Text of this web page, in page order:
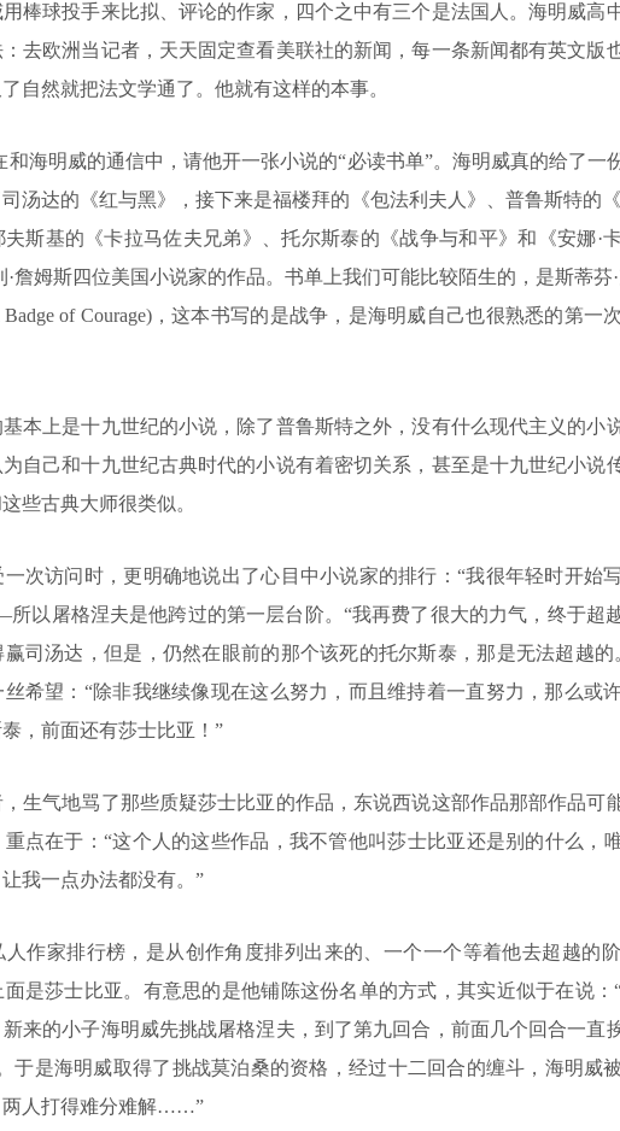
球投手来比拟、评论的作家，四个之中有三个是法国人。海明威高
去欧洲当记者，天天固定查看美联社的新闻，每一条新闻都有英文版
自然就把法文学通了。他就有这样的本事。
海明威的通信中，请他开一张小说的“必读书单”。海明威真的给了一
汤达的《红与黑》，接下来是福楼拜的《包法利夫人》、普鲁斯特的
夫斯基的《卡拉马佐夫兄弟》、托尔斯泰的《战争与和平》和《安娜·
·詹姆斯四位美国小说家的作品。书单上我们可能比较陌生的，是斯蒂芬·
Badge of Courage)，这本书写的是战争，是海明威自己也很熟悉的第
上是十九世纪的小说，除了普鲁斯特之外，没有什么现代主义的小
自己和十九世纪古典时代的小说有着密切关系，甚至是十九世纪小说
些古典大师很类似。
访问时，更明确地说出了心目中小说家的排行：“我很年轻时开始
以屠格涅夫是他跨过的第一层台阶。“我再费了很大的力气，终于超
司汤达，但是，仍然在眼前的那个该死的托尔斯泰，那是无法超越
希望：“除非我继续像现在这么努力，而且维持着一直努力，那么或
，前面还有莎士比亚！”
气地骂了那些质疑莎士比亚的作品，东说西说这部作品那部作品可
重点在于：“这个人的这些作品，我不管他叫莎士比亚还是别的什么
我一点办法都没有。”
家排行榜，是从创作角度排列出来的、一个一个等着他去超越的
是莎士比亚。有意思的是他铺陈这份名单的方式，其实近似于在说
来的小子海明威先挑战屠格涅夫，到了第九回合，前面几个回合一直
于是海明威取得了挑战莫泊桑的资格，经过十二回合的缠斗，海明威
两人打得难分难解……”